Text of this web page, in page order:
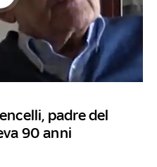
padre del
90 anni